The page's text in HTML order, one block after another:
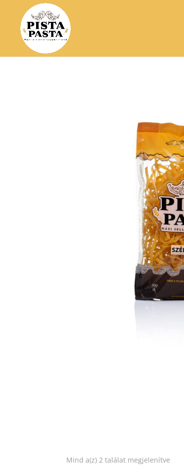
Mind a(z) 2 találat megjelenítve